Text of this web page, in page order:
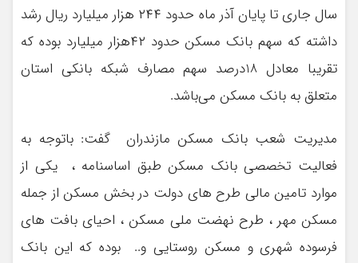
سال جاری تا پایان آذر ماه حدود ۲۴۴ هزار میلیارد ریال رشد
داشته که سهم بانک مسکن حدود ۴۲هزار میلیارد بوده که
تقريبا معادل 18درصد سهم مصارف شبکه بانکی استان
متعلق به بانک مسکن می‌باشد.
مدیریت شعب بانک مسکن مازندران گفت: باتوجه به
فعالیت تخصصی بانک مسکن طبق اساسنامه ، یکی از
موارد تامین مالی طرح های دولت در بخش مسکن از جمله
مسکن مهر ، طرح نهضت ملی مسکن ، احیای بافت های
فرسوده شهری و مسکن روستایی و.. بوده که این بانک